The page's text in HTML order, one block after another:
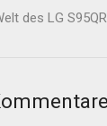
des LG